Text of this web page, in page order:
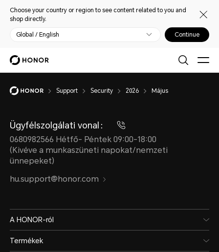
Choose your country or region to see content related to you and
shop directly.
Global / English Continue
Support Security 2026 Május
Ügyfélszolgálati vonal：
0680982566 Hétfő- Péntek 09:00-18:00
(Kivéve a munkaszüneti napokat/nemzeti
ünnepeket)
hu.support@honor.com
A HONOR-ról
Termékek